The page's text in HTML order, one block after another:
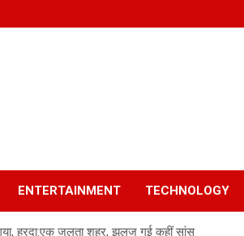
ENTERTAINMENT TECHNOLOGY
हरदा:एक जलता शहर, झुलज गई कहीं सांस